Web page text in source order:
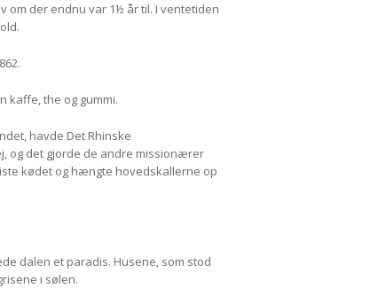
om der endnu var 1½ år til. I ventetiden
kaffe, the og gummi.
havde Det Rhinske
og det gjorde de andre missionærer
kødet og hængte hovedskallerne op
dalen et paradis. Husene, som stod
i sølen.